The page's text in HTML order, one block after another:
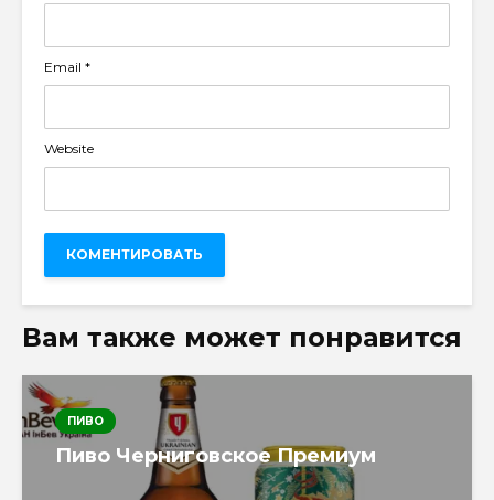
Email *
Website
Вам также может понравится
ПИВО
Пиво Черниговское Премиум